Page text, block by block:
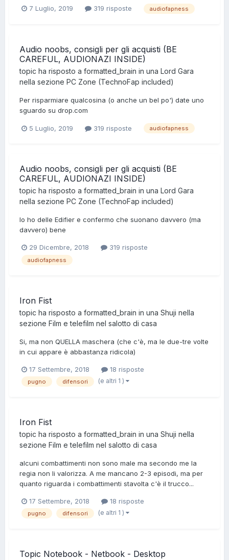
7 Luglio, 2019 319 risposte audiofapness
Audio noobs, consigli per gli acquisti (BE
CAREFUL, AUDIONAZI INSIDE)
topic ha risposto a formatted_brain in una Lord Gara
nella sezione PC Zone (TechnoFap included)
Per risparmiare qualcosina (o anche un bel po') date uno
sguardo su drop.com
5 Luglio, 2019 319 risposte audiofapness
Audio noobs, consigli per gli acquisti (BE
CAREFUL, AUDIONAZI INSIDE)
topic ha risposto a formatted_brain in una Lord Gara
nella sezione PC Zone (TechnoFap included)
Io ho delle Edifier e confermo che suonano davvero (ma
davvero) bene
29 Dicembre, 2018 319 risposte
audiofapness
Iron Fist
topic ha risposto a formatted_brain in una Shuji nella
sezione Film e telefilm nel salotto di casa
Si, ma non QUELLA maschera (che c'è, ma le due-tre volte
in cui appare è abbastanza ridicola)
17 Settembre, 2018 18 risposte
pugno difensori (e altri 1 )
Iron Fist
topic ha risposto a formatted_brain in una Shuji nella
sezione Film e telefilm nel salotto di casa
alcuni combattimenti non sono male ma secondo me la
regia non li valorizza. A me mancano 2-3 episodi, ma per
quanto riguarda i combattimenti stavolta c'è il trucco...
17 Settembre, 2018 18 risposte
pugno difensori (e altri 1 )
Topic Notebook - Netbook - Desktop